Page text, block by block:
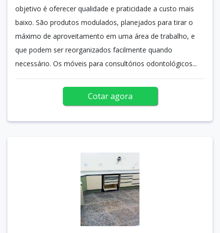
objetivo é oferecer qualidade e praticidade a custo mais
baixo. São produtos modulados, planejados para tirar o
máximo de aproveitamento em uma área de trabalho, e
que podem ser reorganizados facilmente quando
necessário. Os móveis para consultórios odontológicos...
Cotar agora